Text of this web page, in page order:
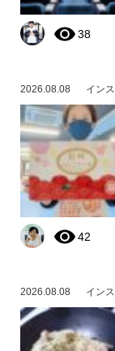
38
2026.08.08 イン
42
2026.08.08 イン